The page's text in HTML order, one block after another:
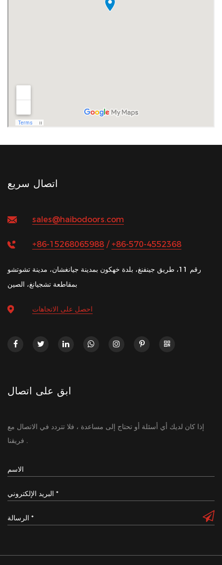
اتصال سريع
sales@haibodoors.com
+86-15268065988 / +86-570-4552368
رقم 11، طريق جينفنغ، بلدة خهكون بمدينة جيانغشان، مدينة تشوتشو
بمقاطعة تشجيانغ، الصين
احصل على الاتجاهات
ابق على اتصال
إذا كان لديك أي أسئلة أو تحتاج إلى مساعدة ، فلا تتردد في الاتصال مع
فريقنا .